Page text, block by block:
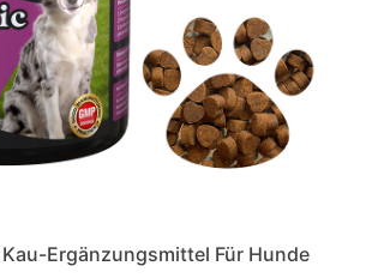
Ergänzungsmittel Für Hunde